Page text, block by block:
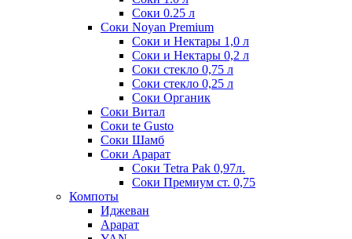
Соки 0.25 л
Соки Noyan Premium
Соки и Нектары 1,0 л
Соки и Нектары 0,2 л
Соки стекло 0,75 л
Соки стекло 0,25 л
Соки Органик
Соки Витал
Соки te Gusto
Соки Шамб
Соки Арарат
Соки Tetra Pak 0,97л.
Соки Премиум ст. 0,75
Компоты
Иджеван
Арарат